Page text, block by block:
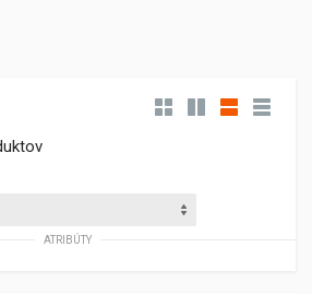
ATRIBÚTY